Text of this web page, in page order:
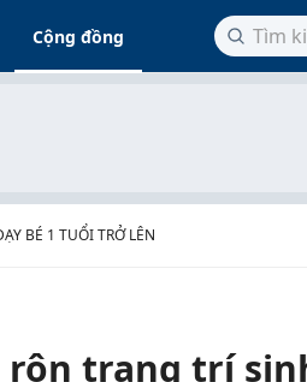
Cộng đồng
BÉ 1 TUỔI TRỞ LÊN
rôn trang trí